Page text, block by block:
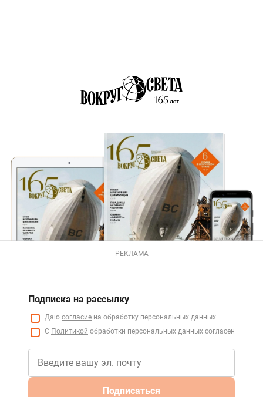
РЕКЛАМА
Подписка на рассылку
Даю согласие на обработку персональных данных
С Политикой обработки персональных данных согласен
Подписаться